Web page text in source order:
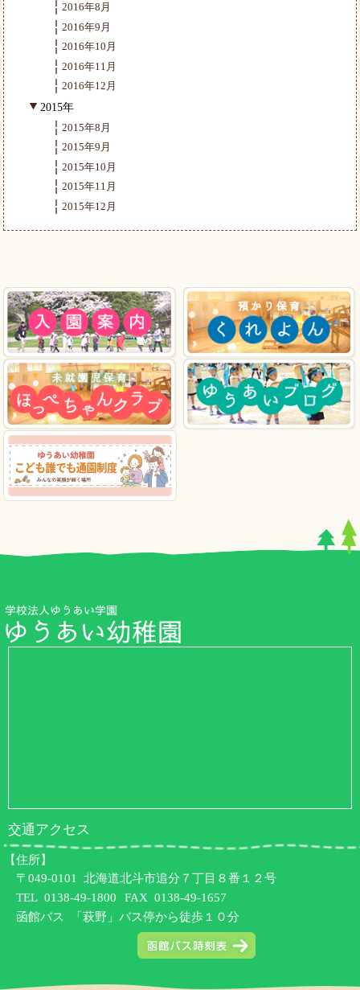
2016年8月
2016年9月
2016年10月
2016年11月
2016年12月
2015年
2015年8月
2015年9月
2015年10月
2015年11月
2015年12月
交通アクセス
【住所】
〒049-0101 北海道北斗市追分７丁目８番１２号
TEL 0138-49-1800
FAX 0138-49-1657
函館バス 「萩野」バス停から徒歩１０分